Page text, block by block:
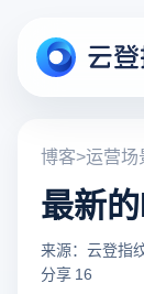
博客>运营场
最新
来源：云登指
分享 16